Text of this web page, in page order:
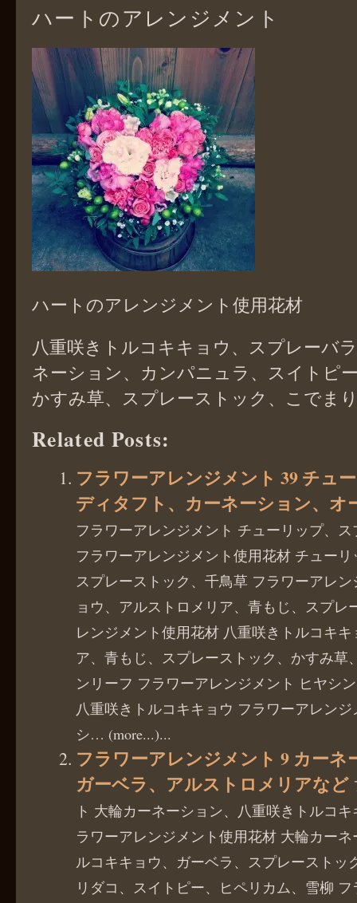
ハートのアレンジメント
ハートのアレンジメント使用花材
八重咲きトルコキキョウ、スプレーバ
ネーション、カンパニュラ、スイトピ
かすみ草、スプレーストック、こでま
Related Posts:
フラワーアレンジメント 39 チュ
ディタフト、カーネーション、オ
フラワーアレンジメント チューリップ、
フラワーアレンジメント使用花材 チュー
スプレーストック、千鳥草 フラワーアレ
ョウ、アルストロメリア、青もじ、スプレ
レンジメント使用花材 八重咲きトルコキ
ア、青もじ、スプレーストック、かすみ草
ンリーフ フラワーアレンジメント ヒヤシ
八重咲きトルコキキョウ フラワーアレン
シ… (more...)...
フラワーアレンジメント 9 カーネ
ガーベラ、アルストロメリアなど
ト 大輪カーネーション、八重咲きトルコ
ラワーアレンジメント使用花材 大輪カー
ルコキキョウ、ガーベラ、スプレーストッ
リダコ、スイトピー、ヒペリカム、雪柳